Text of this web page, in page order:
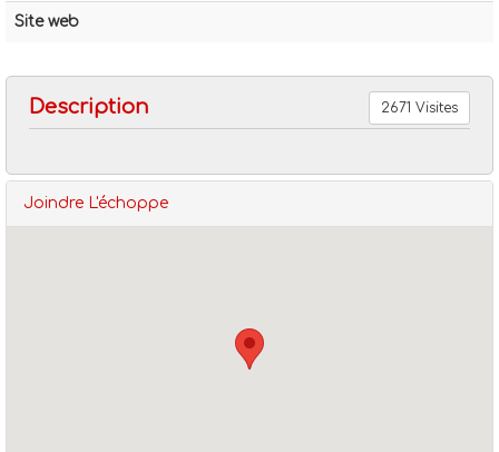
Bio naturel
Site web
Description 2671 Visites
Joindre L'échoppe